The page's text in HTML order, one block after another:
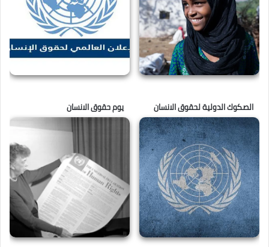
الصكوك الدولية لحقوق الانسان يوم حقوق الانسان